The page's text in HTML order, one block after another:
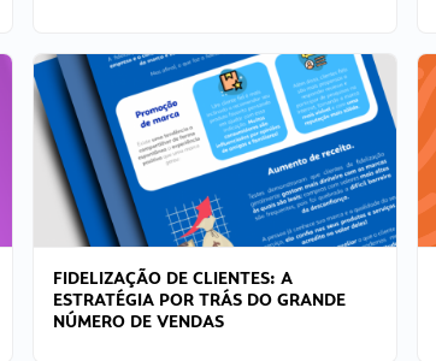
FIDELIZAÇÃO DE CLIENTES: A
ESTRATÉGIA POR TRÁS DO GRANDE
NÚMERO DE VENDAS